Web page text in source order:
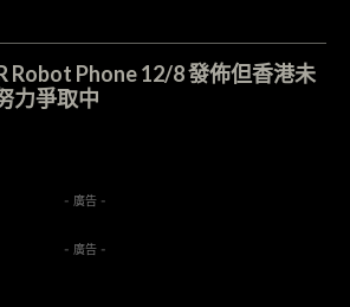
Robot Phone 12/8 發佈但香港未
力爭取中
- 廣告 -
- 廣告 -